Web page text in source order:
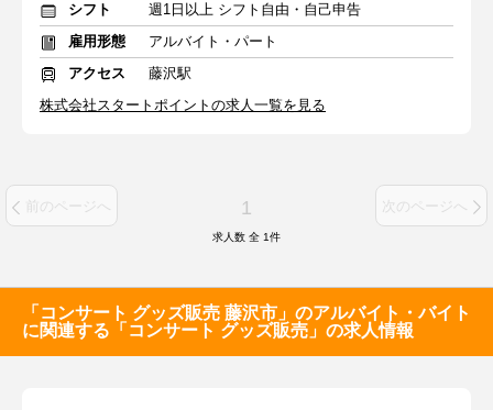
シフト
週1日以上 シフト自由・自己申告
雇用形態
アルバイト・パート
アクセス
藤沢駅
株式会社スタートポイントの求人一覧を見る
前のページへ 1 次のページへ
求人数 全 1件
「コンサート グッズ販売 藤沢市」のアルバイト・バイト
に関連する「コンサート グッズ販売」の求人情報